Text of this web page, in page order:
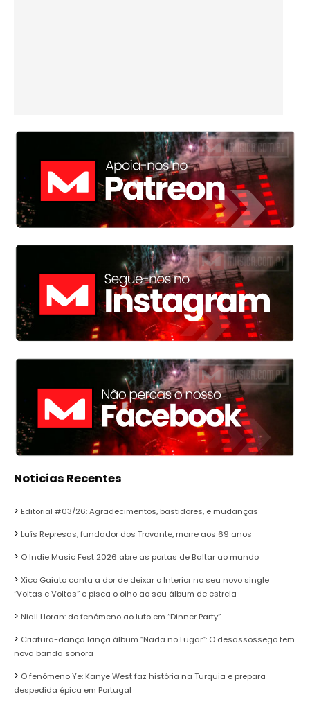
Noticias Recentes
Editorial #03/26: Agradecimentos, bastidores, e mudanças
Luís Represas, fundador dos Trovante, morre aos 69 anos
O Indie Music Fest 2026 abre as portas de Baltar ao mundo
Xico Gaiato canta a dor de deixar o Interior no seu novo single
“Voltas e Voltas” e pisca o olho ao seu álbum de estreia
Niall Horan: do fenómeno ao luto em “Dinner Party”
Criatura-dança lança álbum “Nada no Lugar”: O desassossego tem
nova banda sonora
O fenómeno Ye: Kanye West faz história na Turquia e prepara
despedida épica em Portugal